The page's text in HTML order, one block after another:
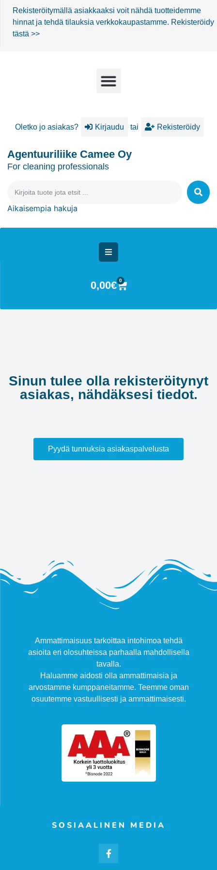
Rekisteröitymällä asiakkaaksi voit nähdä tuotteidemme
hinnat ja tehdä tilauksia verkkokaupastamme. Rekisteröidy
tästä >>
Oletko jo asiakas? Kirjaudu tai Rekisteröidy
Agentuuriliike Camee Oy
For cleaning professionals
Aikaisempia hakuja
0,00€ 0
Sinun tulee olla rekisteröitynyt
asiakas, nähdäksesi tiedot.
Pyydä tunnuksia asiakaspalvelusta
Ammattimaisuus tarkoittaa intohimoa tehdä
asioita eri olosuhteissa parhaalla mahdollisella
tavalla.
Haluamme aidosti olla ammattimaisia ja
arvostamme kumppaneitamme. Teemme oman
osuutemme vastuullisesti ja ammattimaisesti.
SOSIAALINEN MEDIA